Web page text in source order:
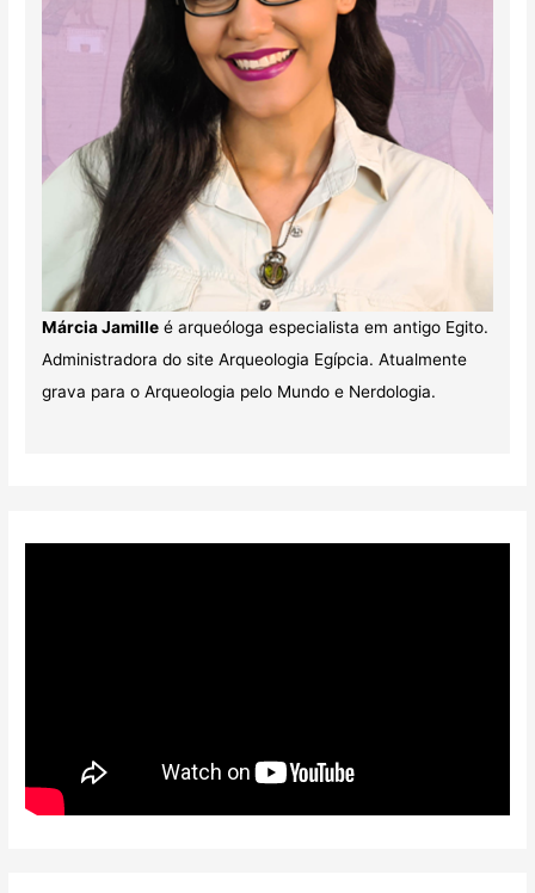
Márcia Jamilleé arqueóloga especialista em antigo Egito.
Administradora do site Arqueologia Egípcia. Atualmente
grava para o Arqueologia pelo Mundo e Nerdologia.